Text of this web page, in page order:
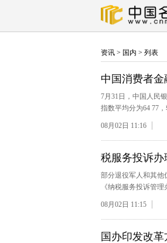
资讯 > 国内 > 列表
中国消费者
7月31日，中国人民
指数平均分为64 77
08月02日 11:16
税服务投诉
部分退役军人和其他
《纳税服务投诉管理
08月02日 11:15
国办印发改